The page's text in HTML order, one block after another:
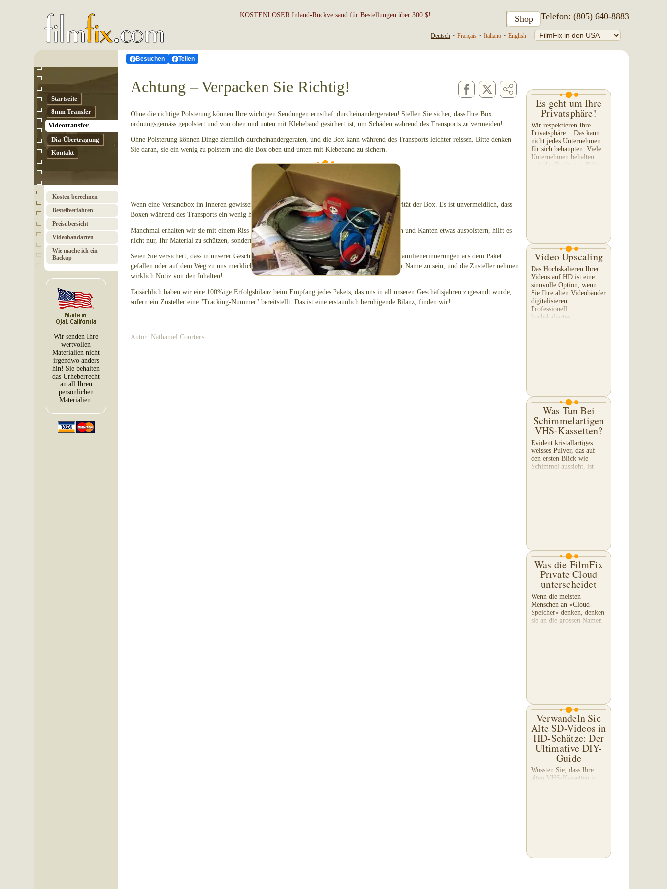
KOSTENLOSER Inland-Rückversand für Bestellungen über 300 $! Shop Telefon: (805) 640-8883
Deutsch • Français • Italiano • English
Besuchen Teilen
Startseite
8mm Transfer
Video­transfer
Dia-Übertragung
Kontakt
Kosten berechnen
Bestell­verfahren
Preisübersicht
Videobandarten
Wie mache ich ein
Backup
Wir senden Ihre
wertvollen
Materialien nicht
irgendwo anders
hin! Sie behalten
das Urheberrecht
an all Ihren
persönlichen
Materialien.
Achtung – Verpacken Sie Richtig!
Ohne die richtige Polsterung können Ihre wichtigen Sendungen ernsthaft durcheinandergeraten! Stellen Sie sicher, dass Ihre Box
ordnungsgemäss gepolstert und von oben und unten mit Klebeband gesichert ist, um Schäden während des Transports zu vermeiden!
Ohne Polsterung können Dinge ziemlich durcheinandergeraten, und die Box kann während des Transports leichter reissen. Bitte denken
Sie daran, sie ein wenig zu polstern und die Box oben und unten mit Klebeband zu sichern.
So verpacken Sie Ihre 8mm-Filme nicht – bitte
fügen Sie etwas Polsterung hinzu.
Wenn eine Versandbox im Inneren gewissermassen „Spielraum“ hat, leidet die strukturelle Integrität der Box. Es ist unvermeidlich, dass
Boxen während des Transports ein wenig herumgeworfen werden.
Manchmal erhalten wir sie mit einem Riss in der Ecke oder Seite der Box. Wenn Sie diese Ecken und Kanten etwas auspolstern, hilft es
nicht nur, Ihr Material zu schützen, sondern verleiht der Box auch mehr Stabilität.
Seien Sie versichert, dass in unserer Geschichte keine Box so beschädigt wurde, dass wertvolle Familienerinnerungen aus dem Paket
gefallen oder auf dem Weg zu uns merklich beschädigt wurden. FILMFIX scheint ein besonderer Name zu sein, und die Zusteller nehmen
wirklich Notiz von den Inhalten!
Tatsächlich haben wir eine 100%ige Erfolgsbilanz beim Empfang jedes Pakets, das uns in all unseren Geschäftsjahren zugesandt wurde,
sofern ein Zusteller eine "Tracking-Nummer" bereitstellt. Das ist eine erstaunlich beruhigende Bilanz, finden wir!
Autor: Nathaniel Courtens
Es geht um Ihre
Privatsphäre!
Wir respektieren Ihre
Privatsphäre. Das kann
nicht jedes Unternehmen
für sich behaupten. Viele
Unternehmen behalten
sich das Recht vor, Bilder,
Video Upscaling
Das Hochskalieren Ihrer
Videos auf HD ist eine
sinnvolle Option, wenn
Sie Ihre alten Videobänder
digitalisieren.
Professionell
hochskaliertes
Was Tun Bei
Schimmelartigen
VHS-Kassetten?
Evident kristallartiges
weisses Pulver, das auf
den ersten Blick wie
Schimmel aussieht, ist
Was die FilmFix
Private Cloud
unterscheidet
Wenn die meisten
Menschen an «Cloud-
Speicher» denken, denken
sie an die grossen Namen
Verwandeln Sie
Alte SD-Videos in
HD-Schätze: Der
Ultimative DIY-
Guide
Wussten Sie, dass Ihre
alten VHS-Kassetten in